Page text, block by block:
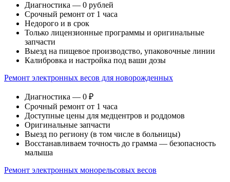
Диагностика — 0 рублей
Срочный ремонт от 1 часа
Недорого и в срок
Только лицензионные программы и оригинальные
запчасти
Выезд на пищевое производство, упаковочные линии
Калибровка и настройка под ваши дозы
Ремонт электронных весов для новорожденных
Диагностика — 0 ₽
Срочный ремонт от 1 часа
Доступные цены для медцентров и роддомов
Оригинальные запчасти
Выезд по региону (в том числе в больницы)
Восстанавливаем точность до грамма — безопасность
малыша
Ремонт электронных монорельсовых весов